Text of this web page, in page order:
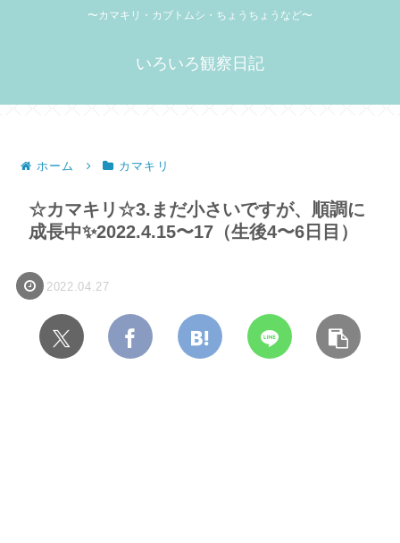
〜カマキリ・カブトムシ・ちょうちょうなど〜
いろいろ観察日記
ホーム カマキリ
☆カマキリ☆3.まだ小さいですが、順調に
成長中✨2022.4.15〜17（生後4〜6日目）
2022.04.27